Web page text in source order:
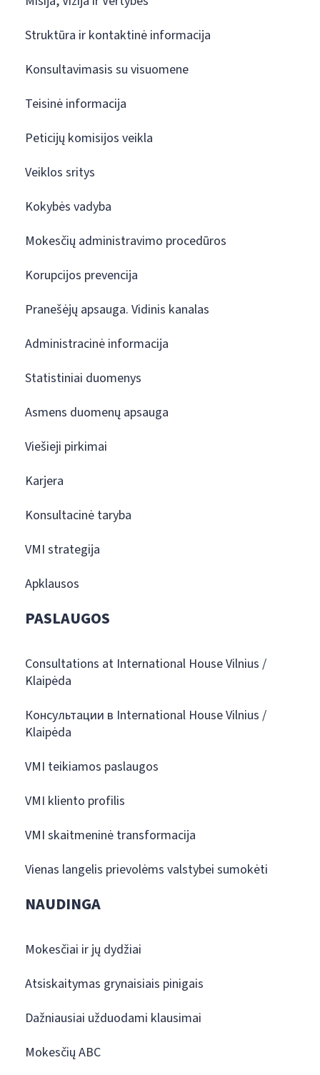
Struktūra ir kontaktinė informacija
Konsultavimasis su visuomene
Teisinė informacija
Peticijų komisijos veikla
Veiklos sritys
Kokybės vadyba
Mokesčių administravimo procedūros
Korupcijos prevencija
Pranešėjų apsauga. Vidinis kanalas
Administracinė informacija
Statistiniai duomenys
Asmens duomenų apsauga
Viešieji pirkimai
Karjera
Konsultacinė taryba
VMI strategija
Apklausos
PASLAUGOS
Consultations at International House Vilnius /
Klaipėda
Консультации в International House Vilnius /
Klaipėda
VMI teikiamos paslaugos
VMI kliento profilis
VMI skaitmeninė transformacija
Vienas langelis prievolėms valstybei sumokėti
NAUDINGA
Mokesčiai ir jų dydžiai
Atsiskaitymas grynaisiais pinigais
Dažniausiai užduodami klausimai
Mokesčių ABC